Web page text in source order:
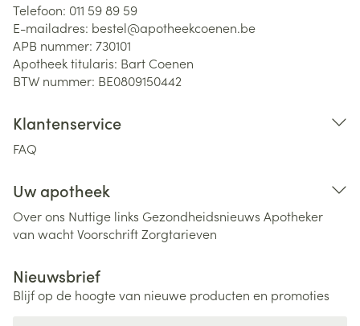
Telefoon: 011 59 89 59
E-mailadres: bestel@apotheekcoenen.be
APB nummer: 730101
Apotheek titularis: Bart Coenen
BTW nummer: BE0809150442
Klantenservice
FAQ
Uw apotheek
Over ons Nuttige links Gezondheidsnieuws Apotheker
van wachtVoorschriftZorgtarieven
Nieuwsbrief
Blijf op de hoogte van nieuwe producten en promoties